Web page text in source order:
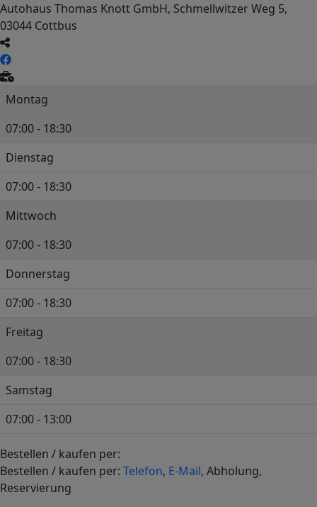
Autohaus Thomas Knott GmbH, Schmellwitzer Weg 5,
03044 Cottbus
Montag
07:00 - 18:30
Dienstag
07:00 - 18:30
Mittwoch
07:00 - 18:30
Donnerstag
07:00 - 18:30
Freitag
07:00 - 18:30
Samstag
07:00 - 13:00
Bestellen / kaufen per:
Bestellen / kaufen per: Telefon, E-Mail, Abholung,
Reservierung
+
−
Leaflet